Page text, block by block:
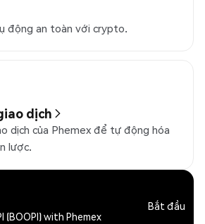
động an toàn với crypto.
dịch
dịch của Phemex để tự động hóa
lược.
(BOOPI) with Phemex
Bắt đầu